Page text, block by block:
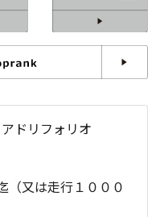
cc
186×143[cm]
ドリフォリオ
又は走行１０００